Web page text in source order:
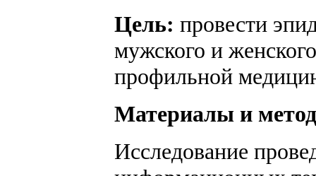
Цель: провести
мужского и
профильной
Материалы и
Исследование